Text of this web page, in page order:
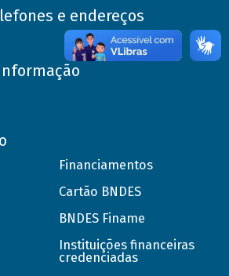
e endereços
Financiamentos
Cartão BNDES
BNDES Finame
Instituições financeiras
credenciadas